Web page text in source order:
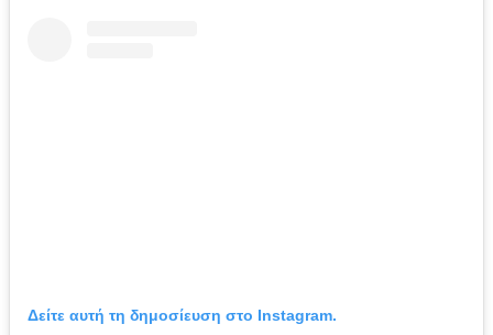
Δείτε αυτή τη δημοσίευση στο Instagram.